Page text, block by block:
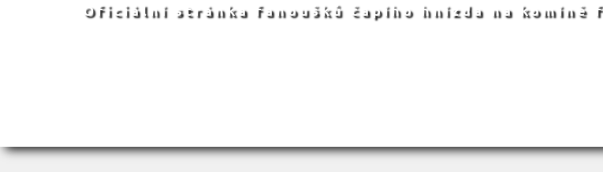
Oficiální stránka fanoušků čapího hnízda na komíně